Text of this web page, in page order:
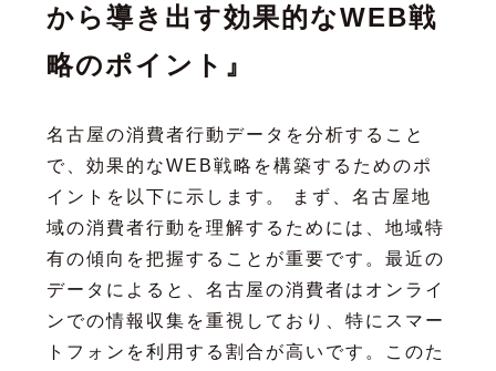
から導き出す効果的なWEB戦
略のポイント』
名古屋の消費者行動データを分析すること
で、効果的なWEB戦略を構築するためのポ
イントを以下に示します。 まず、名古屋地
域の消費者行動を理解するためには、地域特
有の傾向を把握することが重要です。最近の
データによると、名古屋の消費者はオンライ
ンでの情報収集を重視しており、特にスマー
トフォンを利用する割合が高いです。このた